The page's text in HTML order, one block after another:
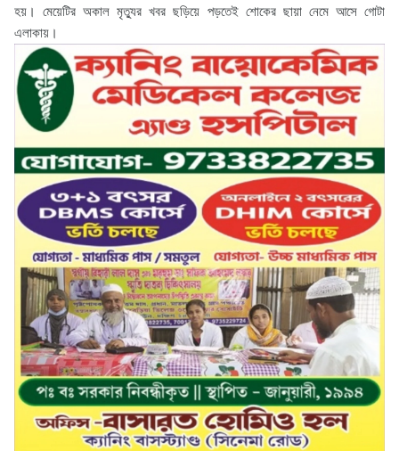
হয়। মেয়েটির অকাল মৃত্যুর খবর ছড়িয়ে পড়তেই শোকের ছায়া নেমে আসে গোটা
এলাকায়।